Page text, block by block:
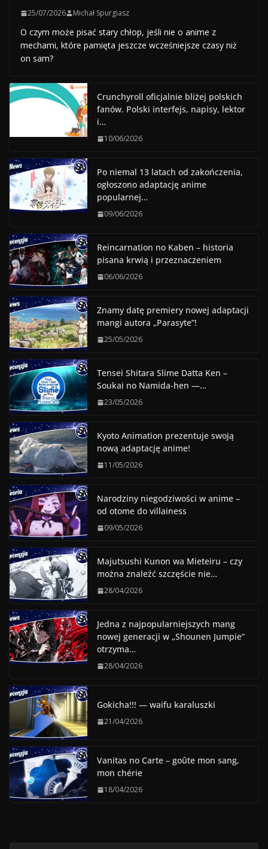
25/07/2026 Michał Spurgiasz
O czym może pisać stary chłop, jeśli nie o anime z
mechami, które pamięta jeszcze wcześniejsze czasy niż
on sam?
Crunchyroll oficjalnie bliżej polskich
fanów. Polski interfejs, napisy, lektor
i…
10/06/2026
Po niemal 13 latach od zakończenia,
ogłoszono adaptację anime
popularnej…
09/06/2026
Reincarnation no Kaben – historia
pisana krwią i przeznaczeniem
06/06/2026
Znamy datę premiery nowej adaptacji
mangi autora „Parasyte”!
25/05/2026
Tensei Shitara Slime Datta Ken –
Soukai no Namida-hen —…
23/05/2026
Kyoto Animation prezentuje swoją
nową adaptację anime!
11/05/2026
Narodziny niegodziwości w anime –
od otome do villainess
09/05/2026
Majutsushi Kunon wa Mieteiru – czy
można znaleźć szczęście nie…
28/04/2026
Jedna z najpopularniejszych mang
nowej generacji w „Shounen Jumpie”
otrzyma…
28/04/2026
Gokicha!!! — waifu karaluszki
21/04/2026
Vanitas no Carte – goûte mon sang,
mon chérie
18/04/2026